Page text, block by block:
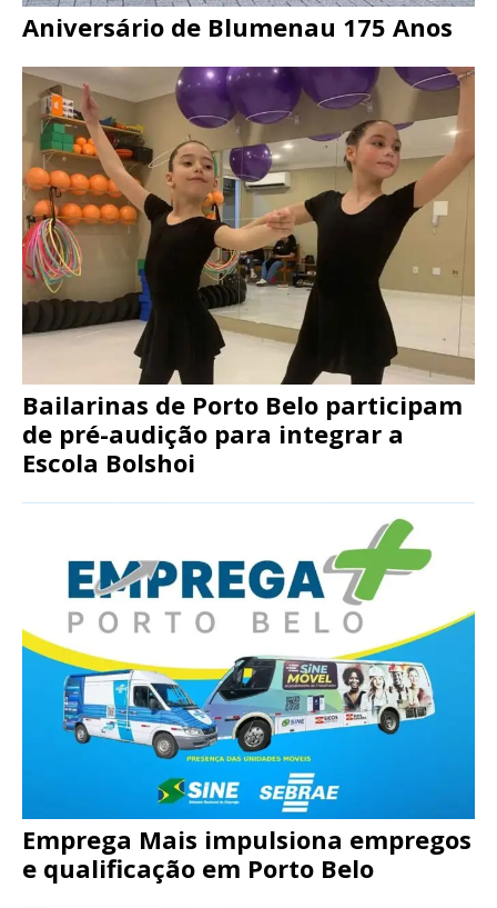
Aniversário de Blumenau 175 Anos
Bailarinas de Porto Belo participam
de pré-audição para integrar a
Escola Bolshoi
Emprega Mais impulsiona empregos
e qualificação em Porto Belo